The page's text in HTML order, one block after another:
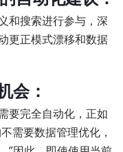
和搜索进行参与，深
更正模式漂移和数据
会：
要完全自动化，正如
需要数据管理优化，